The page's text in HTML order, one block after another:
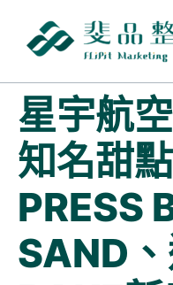
內
星宇航
知名甜
PRESS
SAND